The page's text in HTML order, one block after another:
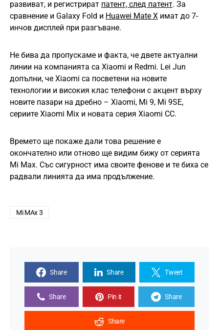
развиват, и регистрират патент, след патент. За
сравнение и Galaxy Fold и Huawei Mate X имат до 7-
инчов дисплей при разгъване.
Не бива да пропускаме и факта, че двете актуални
линии на компанията са Xiaomi и Redmi. Lei Jun
допълни, че Xiaomi са посветени на новите
технологии и високия клас телефони с акцент върху
новите пазари на дребно – Xiaomi, Mi 9, Mi 9SE,
сериите Xiaomi Mix и новата серия Xiaomi CC.
Времето ще покаже дали това решение е
окончателно или отново ще видим бижу от серията
Mi Max. Със сигурност има своите фенове и те биха се
радвали линията да има продължение.
Mi MAx 3
Share Share Tweet
Share Pin it Share
Share